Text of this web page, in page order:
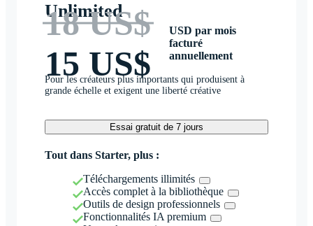
Unlimited
18 US$
15 US$
USD par mois
facturé
annuellement
Pour les créateurs plus importants qui produisent à
grande échelle et exigent une liberté créative
Essai gratuit de 7 jours
Tout dans Starter, plus :
Téléchargements illimités
Accès complet à la bibliothèque
Outils de design professionnels
Fonctionnalités IA premium